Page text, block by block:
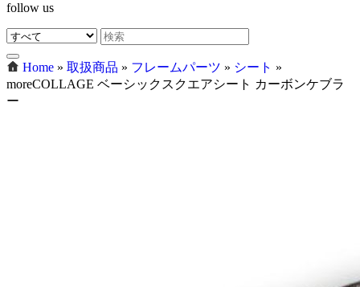
follow us
Home » 取扱商品 » フレームパーツ » シート »
moreCOLLAGE ベーシックスクエアシート カーボンケブラ
ー